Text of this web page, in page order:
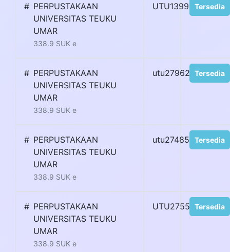
# PERPUSTAKAAN
UNIVERSITAS TEUKU
UMAR
338.9 SUK e
UTU13990PTersedia
# PERPUSTAKAAN
UNIVERSITAS TEUKU
UMAR
338.9 SUK e
utu27962 Tersedia
# PERPUSTAKAAN
UNIVERSITAS TEUKU
UMAR
338.9 SUK e
utu27485 Tersedia
# PERPUSTAKAAN
UNIVERSITAS TEUKU
UMAR
338.9 SUK e
UTU27558Tersedia